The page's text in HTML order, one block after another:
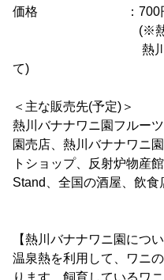
価格 ：700円(
(※熱川バナナ
熱川バナナワ
て)
＜主な販売先(予定)＞
熱川バナナワニ園フルー
園売店、熱川バナナワニ
トショップ、反射炉物産
Stand、全国の酒屋、飲
【熱川バナナワニ園につい
温泉熱を利用して、ワニ
ります。飼育しているワ